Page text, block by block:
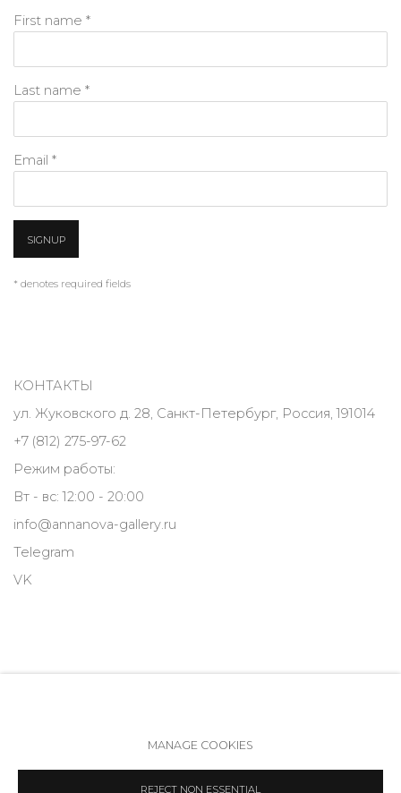
First name *
Last name *
Email *
SIGNUP
* denotes required fields
КОНТАКТЫ
ул. Жуковского д. 28, Санкт-Петербург, Россия, 191014
+7 (812) 275-97-62
Режим работы:
Вт - вс: 12:00 - 20:00
info@annanova-gallery.ru
Telegram
VK
COPYRIGHT © 2026 ANNA NOVA GALLERY SITE BY ARTLOGIC
MANAGE COOKIES
REJECT NON ESSENTIAL